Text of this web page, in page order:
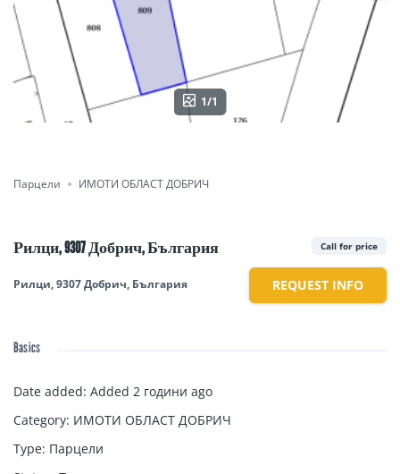
1/1
Парцели ИМОТИ ОБЛАСТ ДОБРИЧ
Рилци, 9307 Добрич, България
Рилци, 9307 Добрич, България
Call for price
REQUEST INFO
Basics
Date added: Added 2 години ago
Category: ИМОТИ ОБЛАСТ ДОБРИЧ
Type: Парцели